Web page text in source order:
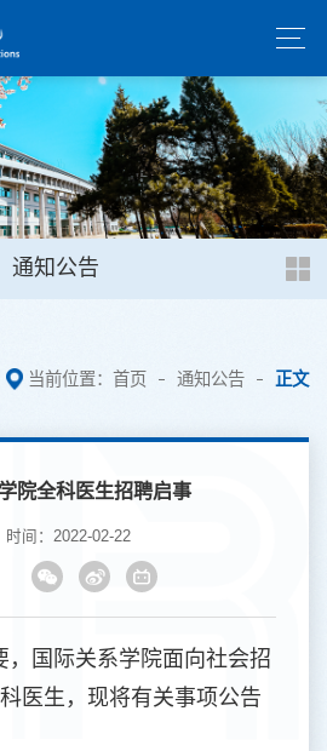
通知公告
当前位置： 首页 通知公告 正文
院全科医生招聘启事
时间：2022-02-22
，国际关系学院面向社会招
医生，现将有关事项公告